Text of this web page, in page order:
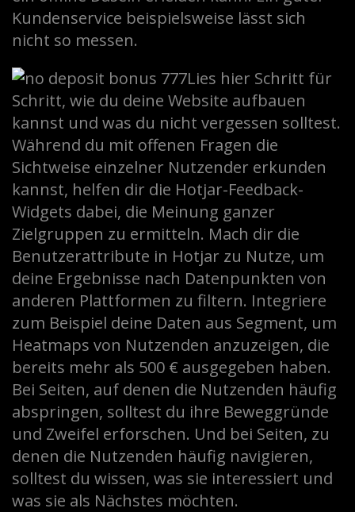
Kundenservice beispielsweise lässt sich
nicht so messen.
Lies hier Schritt für
Schritt, wie du deine Website aufbauen
kannst und was du nicht vergessen solltest.
Während du mit offenen Fragen die
Sichtweise einzelner Nutzender erkunden
kannst, helfen dir die Hotjar-Feedback-
Widgets dabei, die Meinung ganzer
Zielgruppen zu ermitteln. Mach dir die
Benutzerattribute in Hotjar zu Nutze, um
deine Ergebnisse nach Datenpunkten von
anderen Plattformen zu filtern. Integriere
zum Beispiel deine Daten aus Segment, um
Heatmaps von Nutzenden anzuzeigen, die
bereits mehr als 500 € ausgegeben haben.
Bei Seiten, auf denen die Nutzenden häufig
abspringen, solltest du ihre Beweggründe
und Zweifel erforschen. Und bei Seiten, zu
denen die Nutzenden häufig navigieren,
solltest du wissen, was sie interessiert und
was sie als Nächstes möchten.